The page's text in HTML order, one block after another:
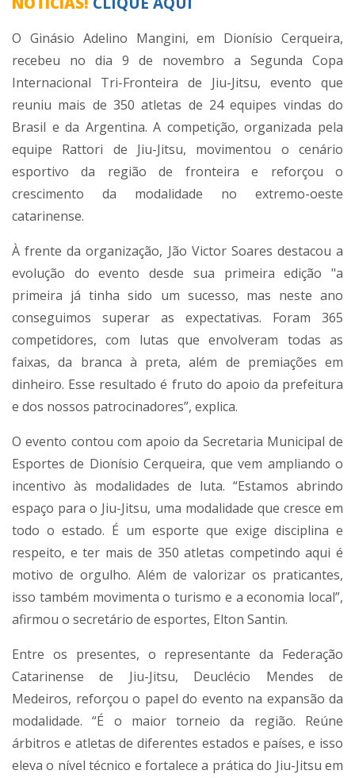
O Ginásio Adelino Mangini, em Dionísio Cerqueira,
recebeu no dia 9 de novembro a Segunda Copa
Internacional Tri-Fronteira de Jiu-Jitsu, evento que
reuniu mais de 350 atletas de 24 equipes vindas do
Brasil e da Argentina. A competição, organizada pela
equipe Rattori de Jiu-Jitsu, movimentou o cenário
esportivo da região de fronteira e reforçou o
crescimento da modalidade no extremo-oeste
catarinense.
À frente da organização, Jão Victor Soares destacou a
evolução do evento desde sua primeira edição "a
primeira já tinha sido um sucesso, mas neste ano
conseguimos superar as expectativas. Foram 365
competidores, com lutas que envolveram todas as
faixas, da branca à preta, além de premiações em
dinheiro. Esse resultado é fruto do apoio da prefeitura
e dos nossos patrocinadores”, explica.
O evento contou com apoio da Secretaria Municipal de
Esportes de Dionísio Cerqueira, que vem ampliando o
incentivo às modalidades de luta. “Estamos abrindo
espaço para o Jiu-Jitsu, uma modalidade que cresce em
todo o estado. É um esporte que exige disciplina e
respeito, e ter mais de 350 atletas competindo aqui é
motivo de orgulho. Além de valorizar os praticantes,
isso também movimenta o turismo e a economia local”,
afirmou o secretário de esportes, Elton Santin.
Entre os presentes, o representante da Federação
Catarinense de Jiu-Jitsu, Deuclécio Mendes de
Medeiros, reforçou o papel do evento na expansão da
modalidade. “É o maior torneio da região. Reúne
árbitros e atletas de diferentes estados e países, e isso
eleva o nível técnico e fortalece a prática do Jiu-Jitsu em